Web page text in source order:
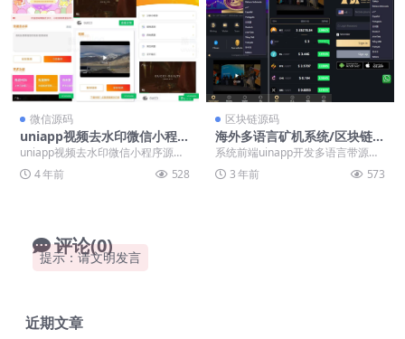
微信源码
uniapp视频去水印微信小程序
源码/橘猫自定义接口PHP后
端去水印小程序源码
uniapp视频去水印微信小程序源码/
橘猫自定义接口PHP后端去水印小
程序源码 ...
4 年前 528
区块链源码
海外多语言矿机系统/区块链云
矿机/云算力矿机/多级分销
系统前端uinapp开发多语言带源
码，后端thinkphp框架 系统功能符
合正常...
3 年前 573
评论(0)
提示：请文明发言
近期文章